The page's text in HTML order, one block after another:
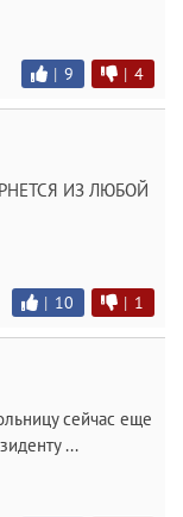
| 9 | 4
ИЗ ЛЮБОЙ
| 10 | 1
сейчас еще
...